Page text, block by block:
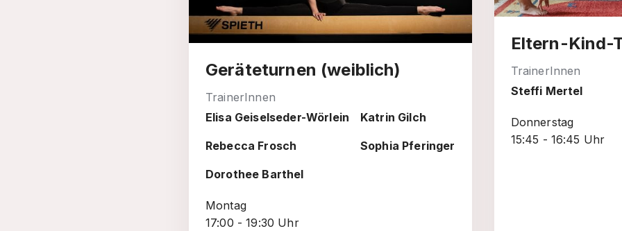
Geräteturnen (weiblich)
TrainerInnen
Elisa Geiselseder-Wörlein
Katrin Gilch
Rebecca Frosch Sophia Pferinger
Dorothee Barthel
Montag
17:00 - 19:30 Uhr
Eltern-Kind-
TrainerInnen
Steffi Mertel
Donnerstag
15:45 - 16:45 Uhr